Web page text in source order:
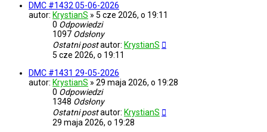
DMC #1432 05-06-2026
autor: KrystianS » 5 cze 2026, o 19:11
0 Odpowiedzi
1097 Odsłony
Ostatni postautor: KrystianS
5 cze 2026, o 19:11
DMC #1431 29-05-2026
autor: KrystianS » 29 maja 2026, o 19:28
0 Odpowiedzi
1348 Odsłony
Ostatni postautor: KrystianS
29 maja 2026, o 19:28